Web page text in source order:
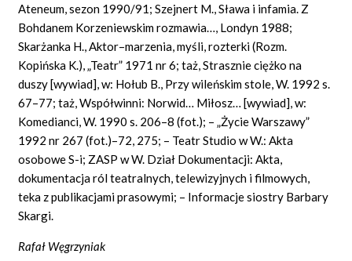
Ateneum, sezon 1990/91; Szejnert M., Sława i infamia. Z
Bohdanem Korzeniewskim rozmawia…, Londyn 1988;
Skarżanka H., Aktor–marzenia, myśli, rozterki (Rozm.
Kopińska K.), „Teatr” 1971 nr 6; taż, Strasznie ciężko na
duszy [wywiad], w: Hołub B., Przy wileńskim stole, W. 1992 s.
67–77; taż, Współwinni: Norwid… Miłosz… [wywiad], w:
Komedianci, W. 1990 s. 206–8 (fot.); – „Życie Warszawy”
1992 nr 267 (fot.)–72, 275; – Teatr Studio w W.: Akta
osobowe S-i; ZASP w W. Dział Dokumentacji: Akta,
dokumentacja ról teatralnych, telewizyjnych i filmowych,
teka z publikacjami prasowymi; – Informacje siostry Barbary
Skargi.
Rafał Węgrzyniak